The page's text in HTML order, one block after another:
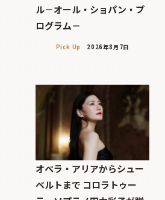
ル－オール・ショパン・プ
ログラム－
Pick Up 2026年8月7日
オペラ・アリアからシュー
ベルトまで コロラトゥー